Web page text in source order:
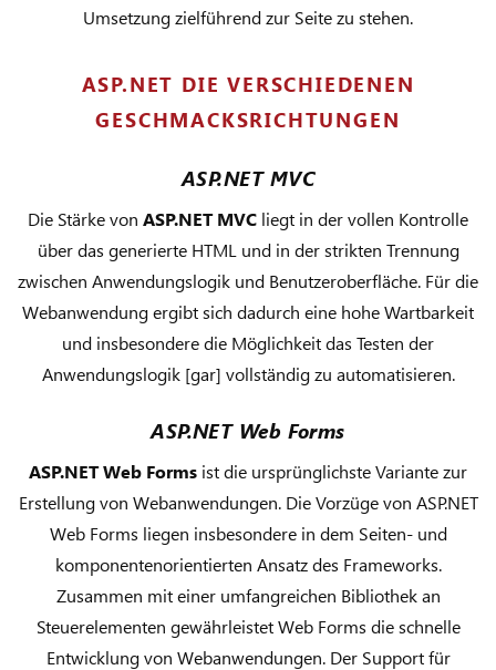
Umsetzung zielführend zur Seite zu stehen.
ASP.NET DIE VERSCHIEDENEN
GESCHMACKSRICHTUNGEN
ASP.NET MVC
Die Stärke von ASP.NET MVC liegt in der vollen Kontrolle
über das generierte HTML und in der strikten Trennung
zwischen Anwendungslogik und Benutzeroberfläche. Für die
Webanwendung ergibt sich dadurch eine hohe Wartbarkeit
und insbesondere die Möglichkeit das Testen der
Anwendungslogik [gar] vollständig zu automatisieren.
ASP.NET Web Forms
ASP.NET Web Forms ist die ursprünglichste Variante zur
Erstellung von Webanwendungen. Die Vorzüge von ASP.NET
Web Forms liegen insbesondere in dem Seiten- und
komponentenorientierten Ansatz des Frameworks.
Zusammen mit einer umfangreichen Bibliothek an
Steuerelementen gewährleistet Web Forms die schnelle
Entwicklung von Webanwendungen. Der Support für